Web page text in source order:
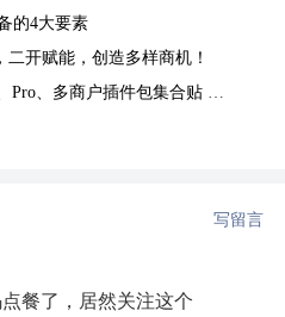
的4大要素
开赋能，创造多样商机！
、多商户插件包集合贴 视频教程
写留言
餐了，居然关注这个